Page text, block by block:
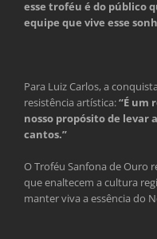
esse troféu é do público
equipe que vive esse
Para Luiz Carlos, a
resistência artística:“É um
nosso propósito de levar
cantos.”
O Troféu Sanfona de Ouro
que enaltecem a cultura
manter viva a essência do